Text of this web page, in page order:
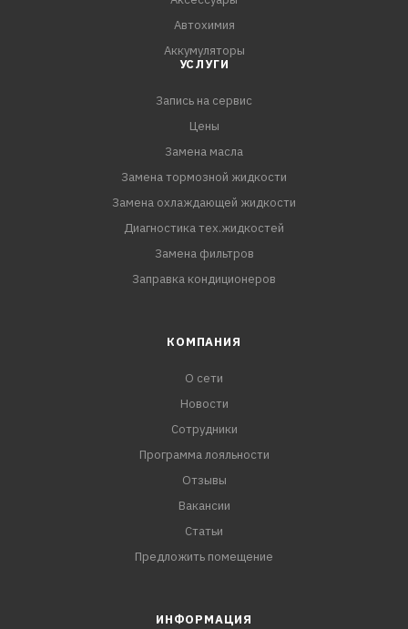
Подходит для применения в вариаторах CVT:
Nissan Qashqai J11 2013-, Nissan Pathfinder R52 2013-,
Автохимия
Аккумуляторы
УСЛУГИ
Запись на сервис
Цены
Замена масла
Замена тормозной жидкости
Замена охлаждающей жидкости
Диагностика тех.жидкостей
Замена фильтров
Заправка кондиционеров
КОМПАНИЯ
О сети
Новости
Сотрудники
Программа лояльности
Отзывы
Вакансии
Статьи
Предложить помещение
ИНФОРМАЦИЯ